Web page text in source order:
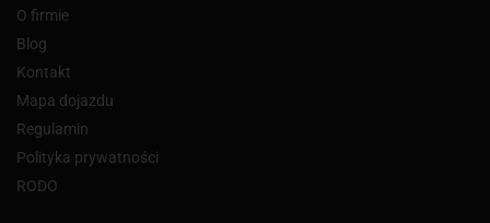
O firmie
Blog
Kontakt
Mapa dojazdu
Regulamin
Polityka prywatności
RODO